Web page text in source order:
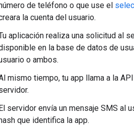
de teléfono o que use el
la cuenta del usuario.
aplicación realiza una solicitud al
en la base de datos de
o ambos.
mismo tiempo, tu app llama a la
El servidor envía un mensaje SMS al
hash que identifica la app.